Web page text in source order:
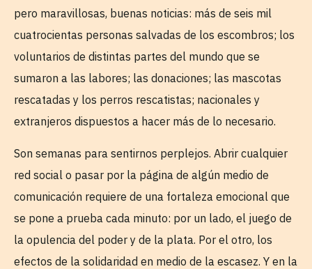
pero maravillosas, buenas noticias: más de seis mil
cuatrocientas personas salvadas de los escombros; los
voluntarios de distintas partes del mundo que se
sumaron a las labores; las donaciones; las mascotas
rescatadas y los perros rescatistas; nacionales y
extranjeros dispuestos a hacer más de lo necesario.
Son semanas para sentirnos perplejos. Abrir cualquier
red social o pasar por la página de algún medio de
comunicación requiere de una fortaleza emocional que
se pone a prueba cada minuto: por un lado, el juego de
la opulencia del poder y de la plata. Por el otro, los
efectos de la solidaridad en medio de la escasez. Y en la